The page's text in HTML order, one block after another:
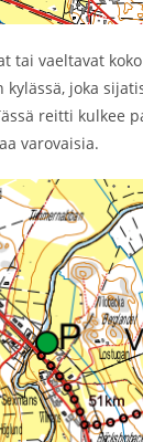
tai vaeltavat
joka
reitti kulkee
varovaisia.